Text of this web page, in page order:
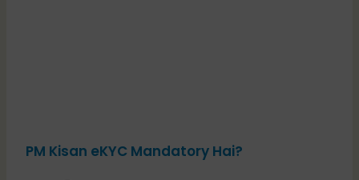
PM Kisan eKYC Mandatory Hai?